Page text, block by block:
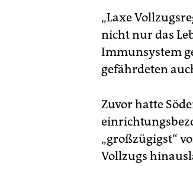
„Laxe
nicht nur das
Immunsystem
gefährdeten
Zuvor hatte
„großzügigst“
Vollzugs